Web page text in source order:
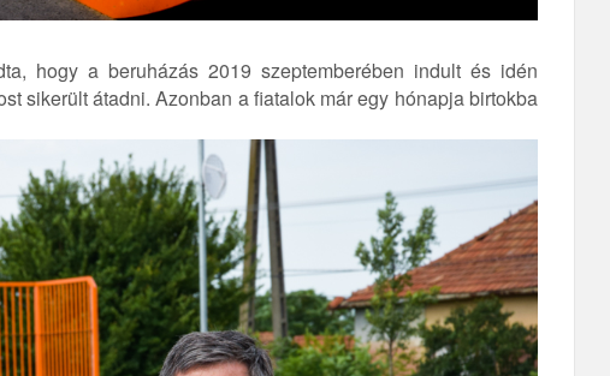
hogy a beruházás 2019 szeptemberében indult és idén
sikerült átadni. Azonban a fiatalok már egy hónapja birtokba